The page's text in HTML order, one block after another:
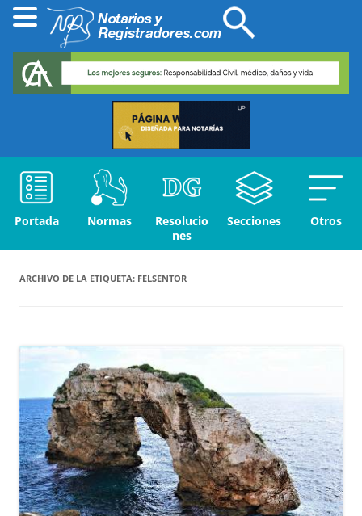
Portada Normas
Resolucio
nes
Secciones Otros
ARCHIVO DE LA ETIQUETA: FELSENTOR